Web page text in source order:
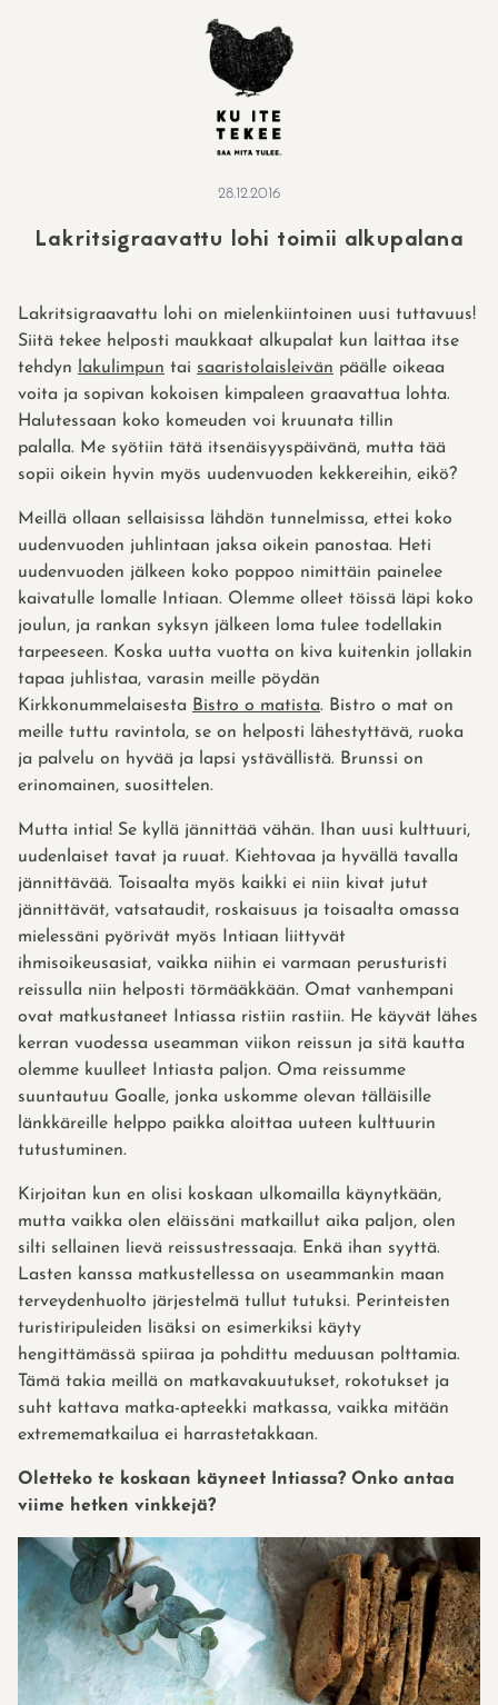
28.12.2016
Lakritsigraavattu lohi toimii alkupalana
Lakritsigraavattu lohi on mielenkiintoinen uusi tuttavuus!
Siitä tekee helposti maukkaat alkupalat kun laittaa itse
tehdyn
lakulimpun tai saaristolaisleivän päälle oikeaa
voita ja sopivan kokoisen kimpaleen graavattua lohta.
Halutessaan koko komeuden voi kruunata tillin
palalla. Me syötiin tätä itsenäisyyspäivänä, mutta tää
sopii oikein hyvin myös uudenvuoden kekkereihin, eikö?
Meillä ollaan sellaisissa lähdön tunnelmissa, ettei koko
uudenvuoden juhlintaan jaksa oikein panostaa. Heti
uudenvuoden jälkeen koko poppoo nimittäin painelee
kaivatulle lomalle Intiaan. Olemme olleet töissä läpi koko
joulun, ja rankan syksyn jälkeen loma tulee todellakin
tarpeeseen. Koska uutta vuotta on kiva kuitenkin jollakin
tapaa juhlistaa, varasin meille pöydän
Kirkkonummelaisesta Bistro o matista. Bistro o mat on
meille tuttu ravintola, se on helposti lähestyttävä, ruoka
ja palvelu on hyvää ja lapsi ystävällistä. Brunssi on
erinomainen, suosittelen.
Mutta intia! Se kyllä jännittää vähän. Ihan uusi kulttuuri,
uudenlaiset tavat ja ruuat. Kiehtovaa ja hyvällä tavalla
jännittävää. Toisaalta myös kaikki ei niin kivat jutut
jännittävät, vatsataudit, roskaisuus ja toisaalta omassa
mielessäni pyörivät myös Intiaan liittyvät
ihmisoikeusasiat, vaikka niihin ei varmaan perusturisti
reissulla niin helposti törmääkkään. Omat vanhempani
ovat matkustaneet Intiassa ristiin rastiin. He käyvät lähes
kerran vuodessa useamman viikon reissun ja sitä kautta
olemme kuulleet Intiasta paljon. Oma reissumme
suuntautuu Goalle, jonka uskomme olevan tälläisille
länkkäreille helppo paikka aloittaa uuteen kulttuurin
tutustuminen.
Kirjoitan kun en olisi koskaan ulkomailla käynytkään,
mutta vaikka olen eläissäni matkaillut aika paljon, olen
silti sellainen lievä reissustressaaja. Enkä ihan syyttä.
Lasten kanssa matkustellessa on useammankin maan
terveydenhuolto järjestelmä tullut tutuksi. Perinteisten
turistiripuleiden lisäksi on esimerkiksi käyty
hengittämässä spiiraa ja pohdittu meduusan polttamia.
Tämä takia meillä on matkavakuutukset, rokotukset ja
suht kattava matka-apteekki matkassa, vaikka mitään
extremematkailua ei harrastetakkaan.
Oletteko te koskaan käyneet Intiassa? Onko antaa
viime hetken vinkkejä?